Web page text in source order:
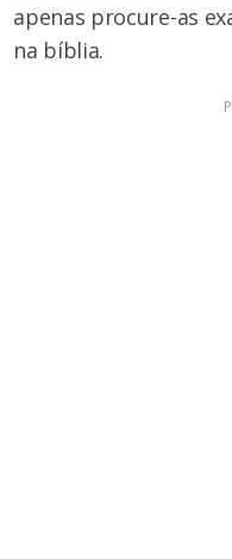
apenas procure-as
na bíblia.